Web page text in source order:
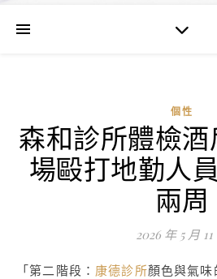
個性
森和診所體檢
場毆打地勤人
兩周
2026 年 5 月 11
「第二階段： 康德診所顏色與氣味